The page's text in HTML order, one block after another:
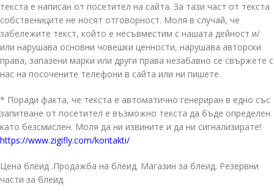
текста е написан от посетител на сайта. За тази част от текста
собствениците не носят отговорност. Моля в случай, че
забележите текст, който е несъвместим с нашата дейност и/
или нарушава основни човешки ценности, нарушава авторски
права, запазени марки или други права незабавно се свържете с
нас на посочените телефони в сайта или ни пишете.
* Поради факта, че текста е автоматично генериран в едно със
запитване от посетител е възможно текста да бъде определен
като безсмислен. Моля да ни извините и да ни сигнализирате!
https://www.zigifly.com/kontakti/
Цена блеид .Продажба на блеид. Магазин за блеид. Резервни
части за блеид.